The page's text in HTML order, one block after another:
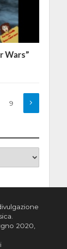
Wars”
9
2020,